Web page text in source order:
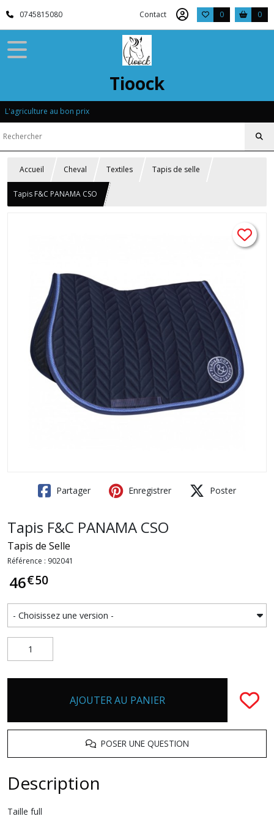
0745815080 Contact 0 0
Tioock
L'agriculture au bon prix
Accueil Cheval Textiles Tapis de selle
Tapis F&C PANAMA CSO
Partager Enregistrer Poster
Tapis F&C PANAMA CSO
Tapis de Selle
Référence : 902041
46€50
AJOUTER AU PANIER
POSER UNE QUESTION
Description
Taille full